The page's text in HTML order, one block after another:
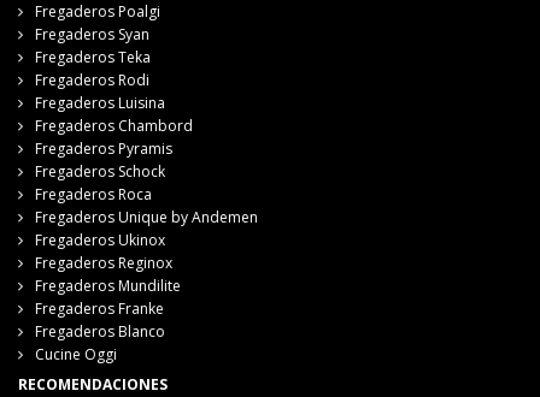
Fregaderos Poalgi
Fregaderos Syan
Fregaderos Teka
Fregaderos Rodi
Fregaderos Luisina
Fregaderos Chambord
Fregaderos Pyramis
Fregaderos Schock
Fregaderos Roca
Fregaderos Unique by Andemen
Fregaderos Ukinox
Fregaderos Reginox
Fregaderos Mundilite
Fregaderos Franke
Fregaderos Blanco
Cucine Oggi
RECOMENDACIONES